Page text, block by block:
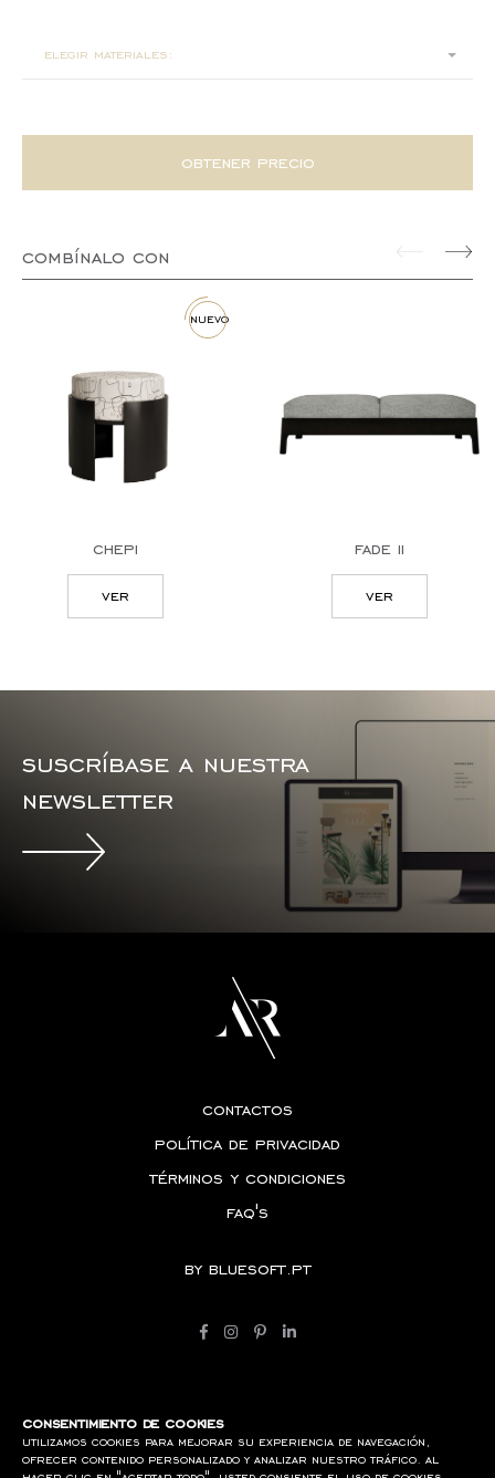
elegir materiales:
obtener precio
combínalo con
nuevo
chepi
ver
fade ii
ver
suscríbase a nuestra
newsletter
contactos
política de privacidad
términos y condiciones
faq's
by bluesoft.pt
consentimiento de cookies
utilizamos cookies para mejorar su experiencia de navegación,
ofrecer contenido personalizado y analizar nuestro tráfico. al